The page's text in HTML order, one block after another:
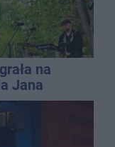
na
Jana